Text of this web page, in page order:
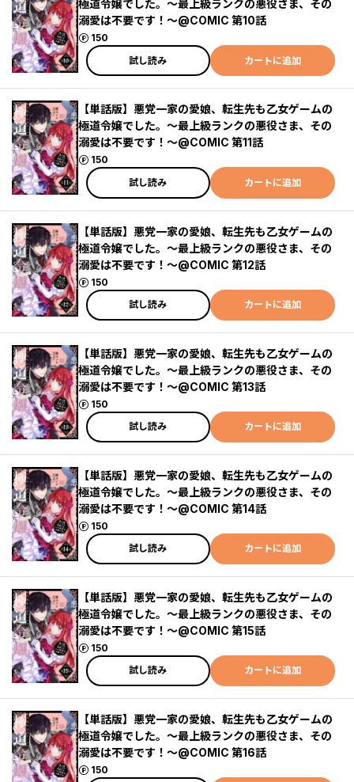
極道令嬢でした。～最上級ランクの悪役さま、その
溺愛は不要です！～@COMIC 第10話
150
ポイント
試し読み
カートに追加
【単話版】悪党一家の愛娘、転生先も乙女ゲームの
極道令嬢でした。～最上級ランクの悪役さま、その
溺愛は不要です！～@COMIC 第11話
150
ポイント
試し読み
カートに追加
【単話版】悪党一家の愛娘、転生先も乙女ゲームの
極道令嬢でした。～最上級ランクの悪役さま、その
溺愛は不要です！～@COMIC 第12話
150
ポイント
試し読み
カートに追加
【単話版】悪党一家の愛娘、転生先も乙女ゲームの
極道令嬢でした。～最上級ランクの悪役さま、その
溺愛は不要です！～@COMIC 第13話
150
ポイント
試し読み
カートに追加
【単話版】悪党一家の愛娘、転生先も乙女ゲームの
極道令嬢でした。～最上級ランクの悪役さま、その
溺愛は不要です！～@COMIC 第14話
150
ポイント
試し読み
カートに追加
【単話版】悪党一家の愛娘、転生先も乙女ゲームの
極道令嬢でした。～最上級ランクの悪役さま、その
溺愛は不要です！～@COMIC 第15話
150
ポイント
試し読み
カートに追加
【単話版】悪党一家の愛娘、転生先も乙女ゲームの
極道令嬢でした。～最上級ランクの悪役さま、その
溺愛は不要です！～@COMIC 第16話
150
ポイント